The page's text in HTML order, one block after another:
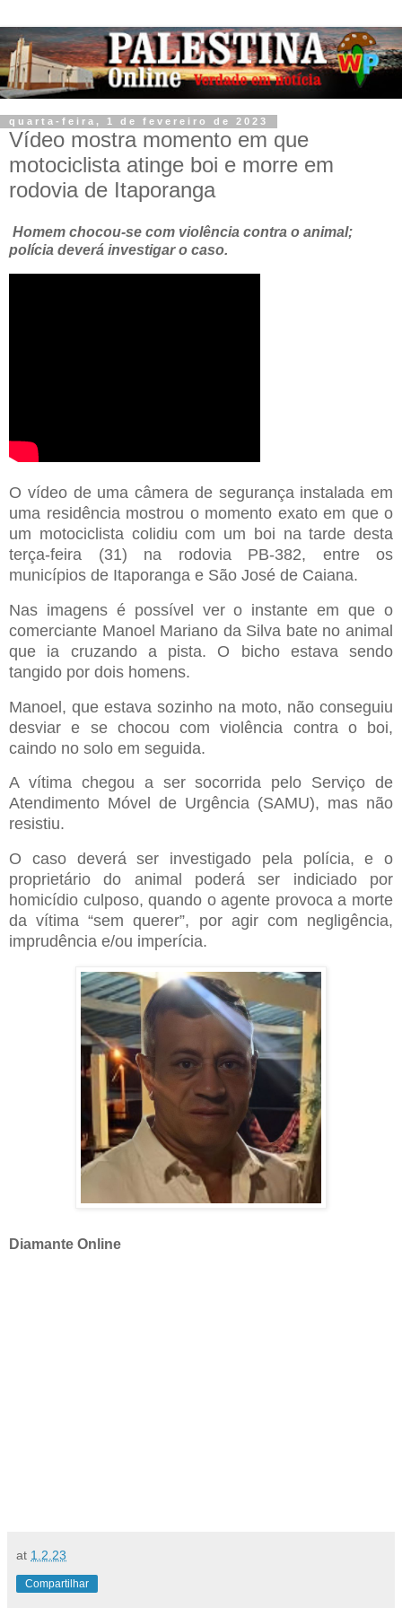
quarta-feira, 1 de fevereiro de 2023
Vídeo mostra momento em que
motociclista atinge boi e morre em
rodovia de Itaporanga
Homem chocou-se com violência contra o animal;
polícia deverá investigar o caso.
O vídeo de uma câmera de segurança instalada em
uma residência mostrou o momento exato em que o
um motociclista colidiu com um boi na tarde desta
terça-feira (31) na rodovia PB-382, entre os
municípios de Itaporanga e São José de Caiana.
Nas imagens é possível ver o instante em que o
comerciante Manoel Mariano da Silva bate no animal
que ia cruzando a pista. O bicho estava sendo
tangido por dois homens.
Manoel, que estava sozinho na moto, não conseguiu
desviar e se chocou com violência contra o boi,
caindo no solo em seguida.
A vítima chegou a ser socorrida pelo Serviço de
Atendimento Móvel de Urgência (SAMU), mas não
resistiu.
O caso deverá ser investigado pela polícia, e o
proprietário do animal poderá ser indiciado por
homicídio culposo, quando o agente provoca a morte
da vítima “sem querer”, por agir com negligência,
imprudência e/ou imperícia.
Diamante Online
at 1.2.23
Compartilhar